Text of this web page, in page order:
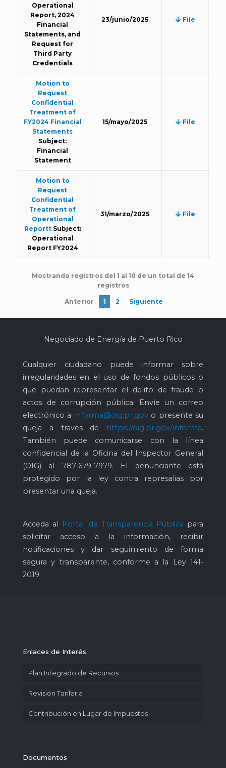
Operational
Report, 2024
Financial
Statements, and
Request for
Third Party
Credentials
23/junio/2025 File
Motion to
Request
Confidential
Treatment of
FY2024 Financial
Statements
Subject:
Financial
Statement
15/mayo/2025 File
Motion to
Request
Confidential
Treatment of
Operational
Reportt Subject:
Operational
Report FY2024
31/marzo/2025 File
Mostrando registros del 1 al 10 de un total de 14
registros
Anterior 1 2 Siguiente
Negociado de Energía de Puerto Rico
Cualquier ciudadano puede informar sobre
irregularidades en el uso de fondos públicos o
que puedan representar el delito de fraude o
actos de corrupción pública. Envíe un correo
electrónico a informa@oig.pr.govo presente su
queja a través de
https://oig.pr.gov/informa.
También puede comunicarse con la línea
confidencial de la Oficina del Inspector General
(OIG) al 787-679-7979. El denunciante está
protegido por la ley contra represalias por
presentar una queja.
Acceda al Portal de Transparencia Pública para
solicitar acceso a la información, recibir
notificaciones y dar seguimiento de forma
segura y transparente, conforme a la Ley 141-
2019
Enlaces de Interés
Plan Integrado de Recursos
Revisión Tarifaria
Contribución en Lugar de Impuestos
Documentos